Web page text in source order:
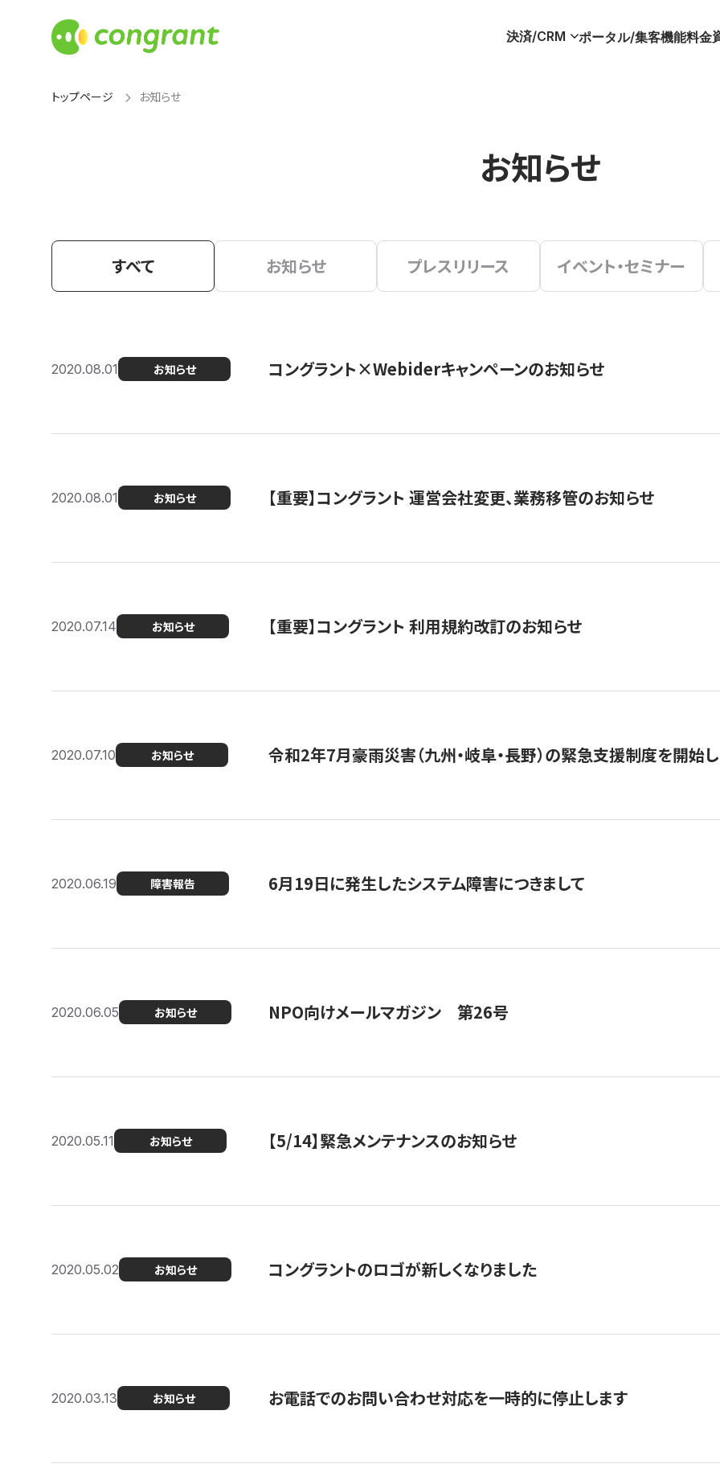
決済/CRM ポータル/集客機能料金
トップページ お知らせ
お知らせ
すべて お知らせ プレスリリース イベント・セミナー
2020.08.01 お知らせ コングラント×Webiderキャンペーンのお知らせ
2020.08.01 お知らせ 【重要】コングラント 運営会社変更、業務移管のお知らせ
2020.07.14 お知らせ 【重要】コングラント 利用規約改訂のお知らせ
2020.07.10 お知らせ 令和2年7月豪雨災害（九州・岐阜・長野）の緊急支援制度を開始
2020.06.19 障害報告 6月19日に発生したシステム障害につきまして
2020.06.05 お知らせ NPO向けメールマガジン 第26号
2020.05.11 お知らせ 【5/14】緊急メンテナンスのお知らせ
2020.05.02 お知らせ コングラントのロゴが新しくなりました
2020.03.13 お知らせ お電話でのお問い合わせ対応を一時的に停止します